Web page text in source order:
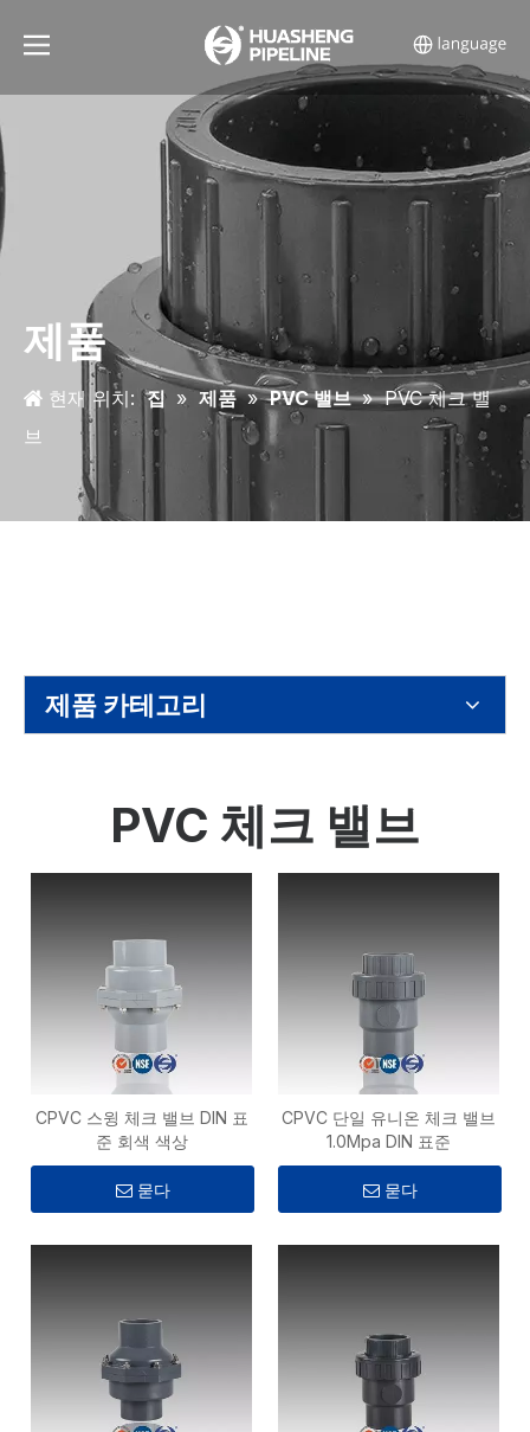
제품
현재 위치: 집 » 제품 » PVC 밸브 » PVC 체크 밸
브
제품 카테고리
PVC 체크 밸브
CPVC 스윙 체크 밸브 DIN 표
준 회색 색상
묻다
CPVC 단일 유니온 체크 밸브
1.0Mpa DIN 표준
묻다